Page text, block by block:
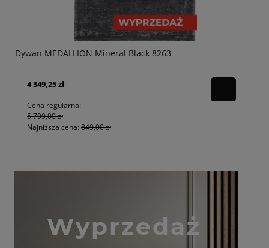
Dywan MEDALLION Mineral Black 8263
4 349,25 zł
Cena regularna:
5 799,00 zł
Najniższa cena: 849,00 zł